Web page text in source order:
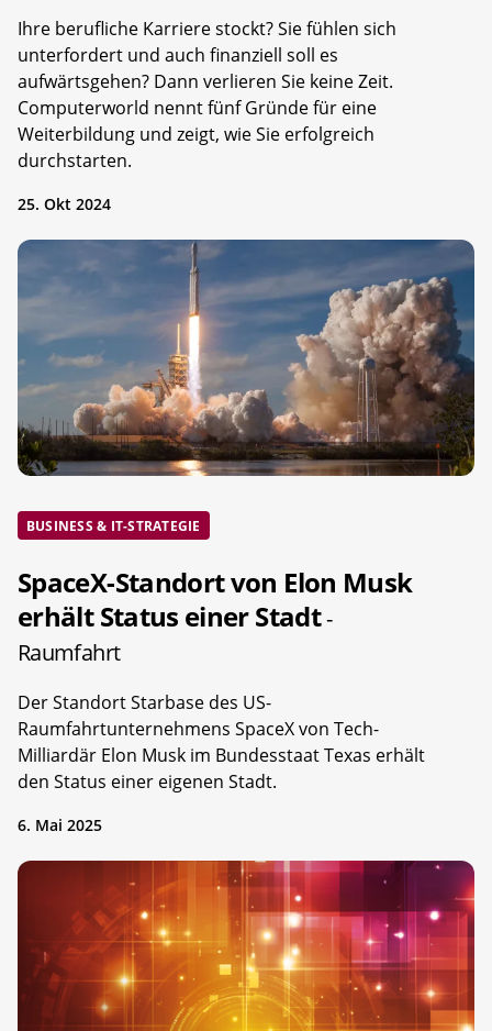
Ihre berufliche Karriere stockt? Sie fühlen sich
unterfordert und auch finanziell soll es
aufwärtsgehen? Dann verlieren Sie keine Zeit.
Computerworld nennt fünf Gründe für eine
Weiterbildung und zeigt, wie Sie erfolgreich
durchstarten.
25. Okt 2024
BUSINESS & IT-STRATEGIE
SpaceX-Standort von Elon Musk
erhält Status einer Stadt-
Raumfahrt
Der Standort Starbase des US-
Raumfahrtunternehmens SpaceX von Tech-
Milliardär Elon Musk im Bundesstaat Texas erhält
den Status einer eigenen Stadt.
6. Mai 2025